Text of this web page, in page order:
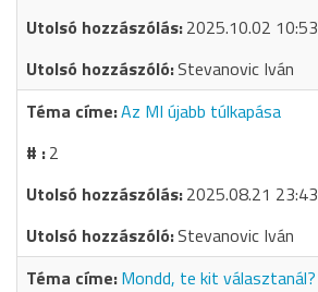
2025.10.02 10:53
Stevanovic Iván
Az MI újabb túlkapása
2
2025.08.21 23:43
Stevanovic Iván
Mondd, te kit választanál?